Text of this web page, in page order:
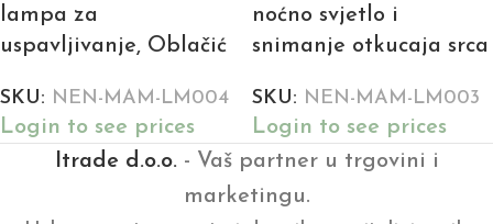
lampa za
uspavljivanje, Oblačić
SKU: NEN-MAM-LM004
Login to see prices
noćno svjetlo i
snimanje otkucaja srca
SKU: NEN-MAM-LM003
Login to see prices
Itrade d.o.o.- Vaš partner u trgovini i
marketingu.